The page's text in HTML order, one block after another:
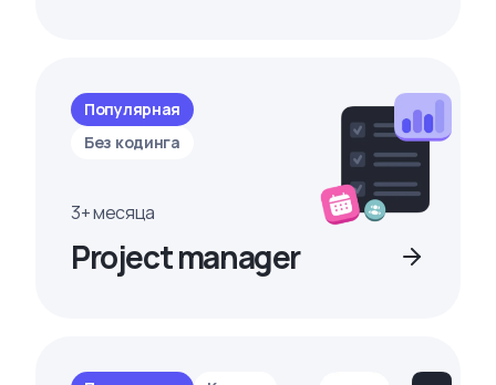
Популярная
Без кодинга
3+ месяца
Project manager